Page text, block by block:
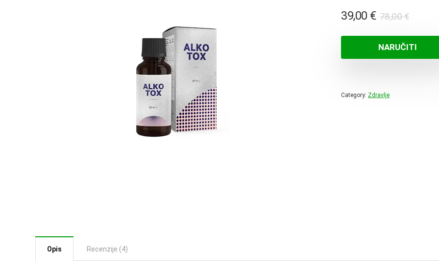
78,00€
bila
je:
39,00 €
je:
39,00
NARUČITI
Category: Zdravlje
Opis Recenzije (4)